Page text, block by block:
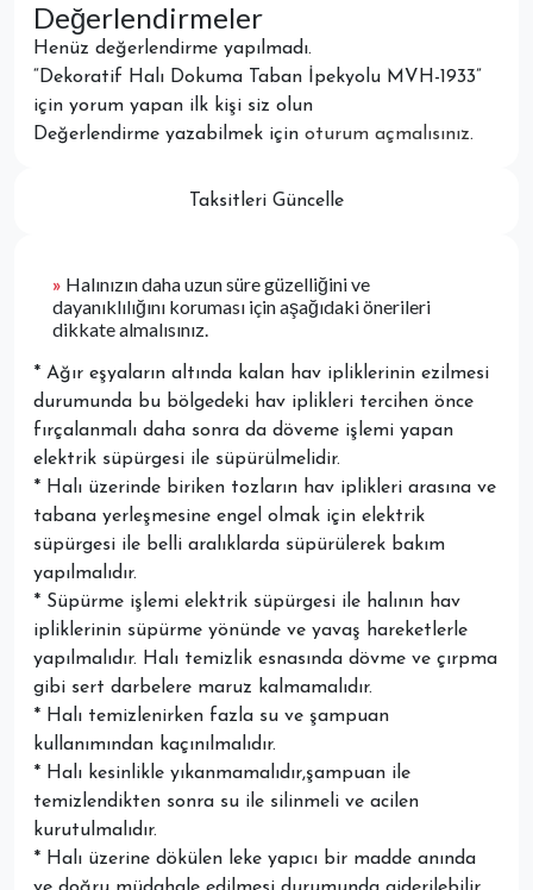
Değerlendirmeler
Henüz değerlendirme yapılmadı.
“Dekoratif Halı Dokuma Taban İpekyolu MVH-1933”
için yorum yapan ilk kişi siz olun
Değerlendirme yazabilmek için oturum açmalısınız.
Taksitleri Güncelle
» Halınızın daha uzun süre güzelliğini ve
dayanıklılığını koruması için aşağıdaki önerileri
dikkate almalısınız.
* Ağır eşyaların altında kalan hav ipliklerinin ezilmesi
durumunda bu bölgedeki hav iplikleri tercihen önce
fırçalanmalı daha sonra da döveme işlemi yapan
elektrik süpürgesi ile süpürülmelidir.
* Halı üzerinde biriken tozların hav iplikleri arasına ve
tabana yerleşmesine engel olmak için elektrik
süpürgesi ile belli aralıklarda süpürülerek bakım
yapılmalıdır.
* Süpürme işlemi elektrik süpürgesi ile halının hav
ipliklerinin süpürme yönünde ve yavaş hareketlerle
yapılmalıdır. Halı temizlik esnasında dövme ve çırpma
gibi sert darbelere maruz kalmamalıdır.
* Halı temizlenirken fazla su ve şampuan
kullanımından kaçınılmalıdır.
* Halı kesinlikle yıkanmamalıdır,şampuan ile
temizlendikten sonra su ile silinmeli ve acilen
kurutulmalıdır.
* Halı üzerine dökülen leke yapıcı bir madde anında